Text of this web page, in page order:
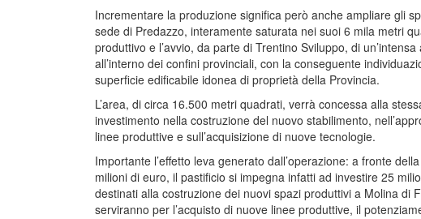
Incrementare la produzione significa però anche ampliare gli
sede di Predazzo, interamente saturata nei suoi 6 mila metri
produttivo e l’avvio, da parte di Trentino Sviluppo, di
all’interno dei confini provinciali, con la conseguente
superficie edificabile idonea di proprietà della Provincia.
L’area, di circa 16.500 metri quadrati, verrà concessa alla
investimento nella costruzione del nuovo stabilimento,
linee produttive e sull’acquisizione di nuove tecnologie.
Importante l’effetto leva generato dall’operazione: a fronte
milioni di euro, il pastificio si impegna infatti ad investire 25
destinati alla costruzione dei nuovi spazi produttivi a Molina di
serviranno per l’acquisto di nuove linee produttive, il